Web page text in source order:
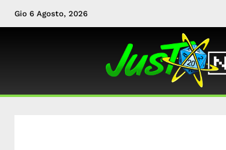
Gio 6 Agosto, 2026